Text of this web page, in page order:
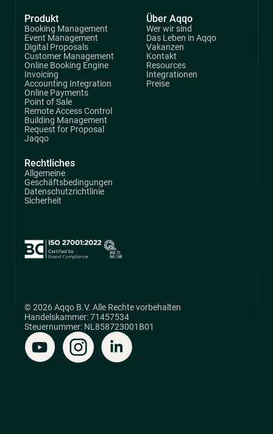
Produkt
Booking Management
Event Management
Digital Proposals
Customer Management
Online Booking Engine
Invoicing
Accounting Integration
Online Payments
Point of Sale
Remote Access Control
Building Management
Request for Proposal
Jaqqo
Über Aqqo
Wer wir sind
Das Leben in Aqqo
Vakanzen
Kontakt
Resources
Integrationen
Preise
Rechtliches
Allgemeine
Geschäftsbedingungen
Datenschutzrichtlinie
Sicherheit
© 2026 Aqqo B.V. Alle Rechte vorbehalten
Handelskammer: 71457534
Steuernummer: NL858723001B01